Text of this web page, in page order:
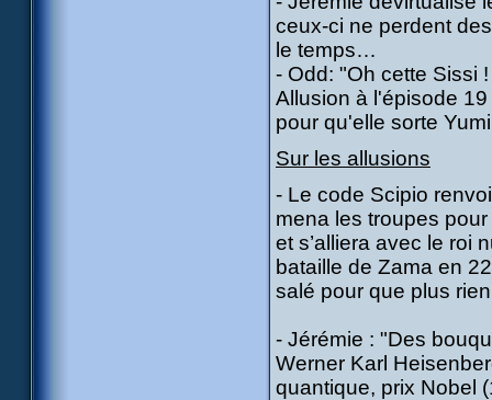
ceux-ci ne perdent
le temps…
- Odd: "Oh cette Sissi
Allusion à l'épisode
pour qu'elle sorte
Sur les allusions
- Le code Scipio
mena les troupes
et s’alliera avec le roi
bataille de Zama en
salé pour que plus
- Jérémie : "Des
Werner Karl
quantique, prix Nobel